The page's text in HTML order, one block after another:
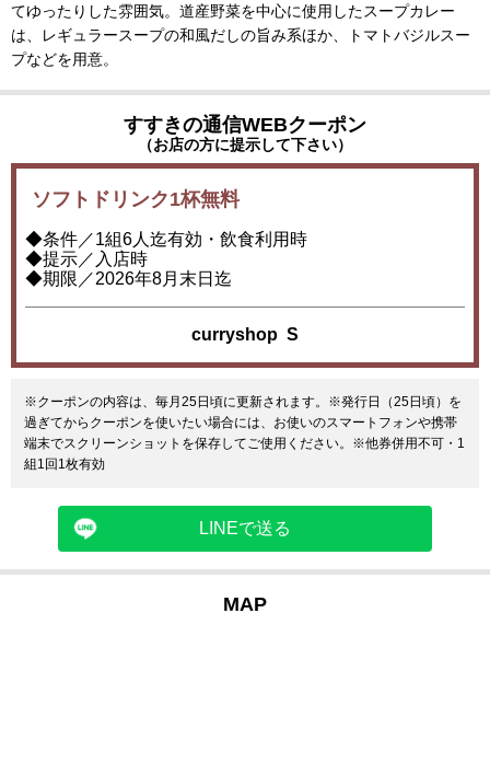
てゆったりした雰囲気。道産野菜を中心に使用したスープカレー
は、レギュラースープの和風だしの旨み系ほか、トマトバジルスー
プなどを用意。
すすきの通信WEBクーポン
（お店の方に提示して下さい）
ソフトドリンク1杯無料
◆条件／1組6人迄有効・飲食利用時
◆提示／入店時
◆期限／2026年8月末日迄
curryshop S
※クーポンの内容は、毎月25日頃に更新されます。※発行日（25日頃）を
過ぎてからクーポンを使いたい場合には、お使いのスマートフォンや携帯
端末でスクリーンショットを保存してご使用ください。※他券併用不可・1
組1回1枚有効
LINEで送る
MAP